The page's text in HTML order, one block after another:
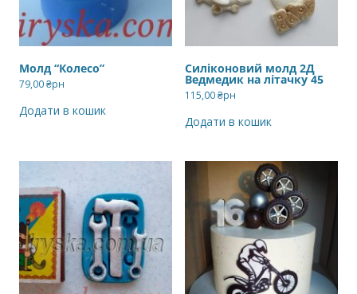
Молд “Колесо”
79,00₴рн
Додати в кошик
Силіконовий молд 2Д
Ведмедик на літачку 45
115,00₴рн
Додати в кошик